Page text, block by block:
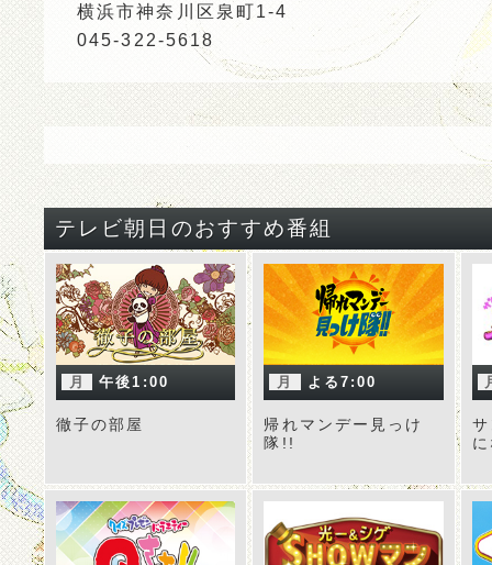
横浜市神奈川区泉町1-4
045-322-5618
テレビ朝日のおすすめ番組
月 午後1:00
徹子の部屋
月 よる7:00
帰れマンデー見っけ
隊!!